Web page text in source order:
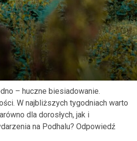
– huczne biesiadowanie.
W najbliższych tygodniach warto
dla dorosłych, jak i
na Podhalu? Odpowiedź